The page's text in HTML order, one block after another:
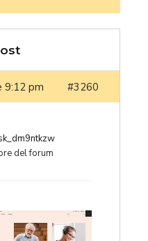
9:12 pm #3260
del forum